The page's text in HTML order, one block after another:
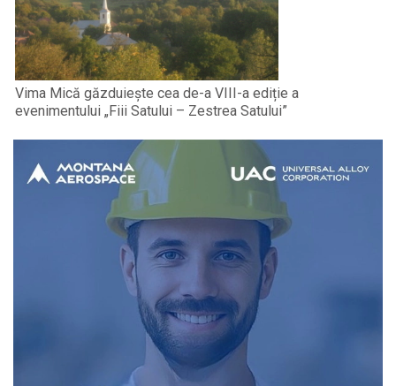
Vima Mică găzduiește cea de-a VIII-a ediție a
evenimentului „Fiii Satului – Zestrea Satului”